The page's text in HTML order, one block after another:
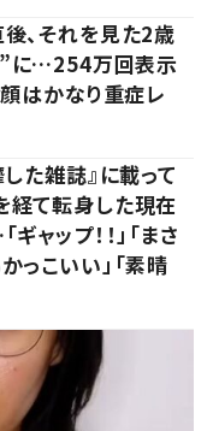
、それを見た2歳
に…254万回表示
顔はかなり重症レ
た雑誌』に載って
経て転身した現在
ャップ！！」「まさ
っこいい」「素晴